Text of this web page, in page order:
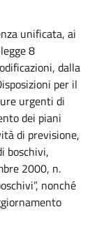
unificata, ai
8
dalla
per il
urgenti di
dei piani
di previsione,
boschivi,
2000, n.
nonché